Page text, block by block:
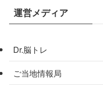
運営メディア
Dr.脳トレ
ご当地情報局